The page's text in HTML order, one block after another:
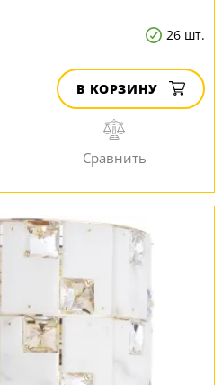
26 шт.
В КОРЗИНУ